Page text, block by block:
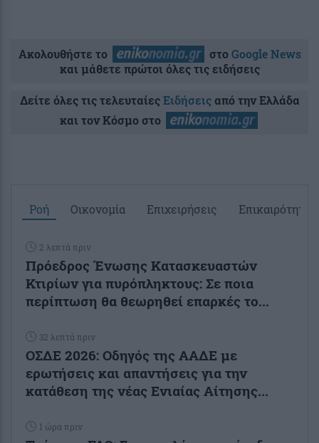
Ακολουθήστε το στοGoogle News
και μάθετε πρώτοι όλες τις ειδήσεις
Δείτε όλες τις τελευταίεςΕιδήσειςαπό την Ελλάδα
και τον Κόσμο στο
Ροή Οικονομία Επιχειρήσεις Επικαιρότητα
2 λεπτά πριν
Πρόεδρος Ένωσης Κατασκευαστών
Κτιρίων για πυρόπληκτους: Σε ποια
περίπτωση θα θεωρηθεί επαρκές το...
32 λεπτά πριν
ΟΣΔΕ 2026: Οδηγός της ΑΑΔΕ με
ερωτήσεις και απαντήσεις για την
κατάθεση της νέας Ενιαίας Αίτησης...
1 ώρα πριν